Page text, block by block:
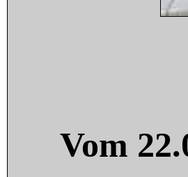
Vom